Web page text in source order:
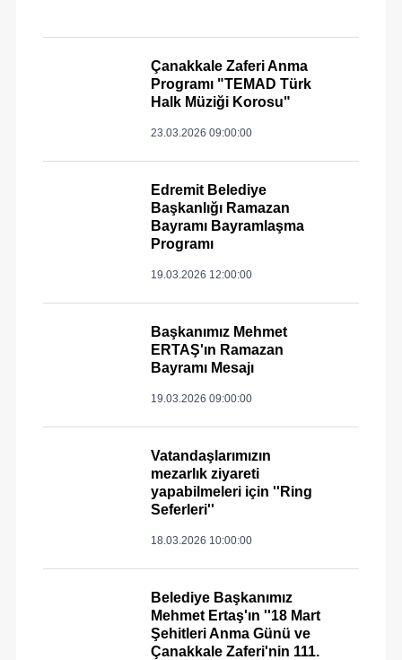
Çanakkale Zaferi Anma
Programı "TEMAD Türk
Halk Müziği Korosu"
23.03.2026 09:00:00
Edremit Belediye
Başkanlığı Ramazan
Bayramı Bayramlaşma
Programı
19.03.2026 12:00:00
Başkanımız Mehmet
ERTAŞ'ın Ramazan
Bayramı Mesajı
19.03.2026 09:00:00
Vatandaşlarımızın
mezarlık ziyareti
yapabilmeleri için ''Ring
Seferleri''
18.03.2026 10:00:00
Belediye Başkanımız
Mehmet Ertaş'ın ''18 Mart
Şehitleri Anma Günü ve
Çanakkale Zaferi'nin 111.